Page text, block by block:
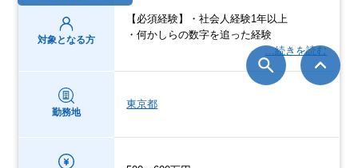
対象となる方
【必須経験】・社会人経験1年以上
・何かしらの数字を追った経験
…続きを読む
勤務地
東京都